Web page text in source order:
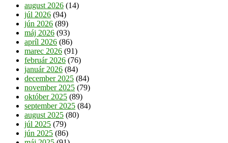
august 2026 (14)
júl 2026 (94)
jún 2026 (89)
máj 2026 (93)
apríl 2026 (86)
marec 2026 (91)
február 2026 (76)
január 2026 (84)
december 2025 (84)
november 2025 (79)
október 2025 (89)
september 2025 (84)
august 2025 (80)
júl 2025 (79)
jún 2025 (86)